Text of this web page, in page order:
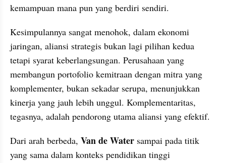
kemampuan mana pun yang berdiri sendiri.
Kesimpulannya sangat menohok, dalam ekonomi
jaringan, aliansi strategis bukan lagi pilihan kedua
tetapi syarat keberlangsungan. Perusahaan yang
membangun portofolio kemitraan dengan mitra yang
komplementer, bukan sekadar serupa, menunjukkan
kinerja yang jauh lebih unggul. Komplementaritas,
tegasnya, adalah pendorong utama aliansi yang efektif.
Dari arah berbeda, Van de Water sampai pada titik
yang sama dalam konteks pendidikan tinggi